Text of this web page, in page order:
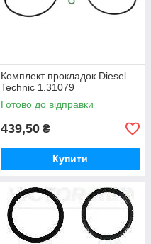
Комплект прокладок Diesel
Technic 1.31079
Готово до відправки
439,50 ₴
Купити